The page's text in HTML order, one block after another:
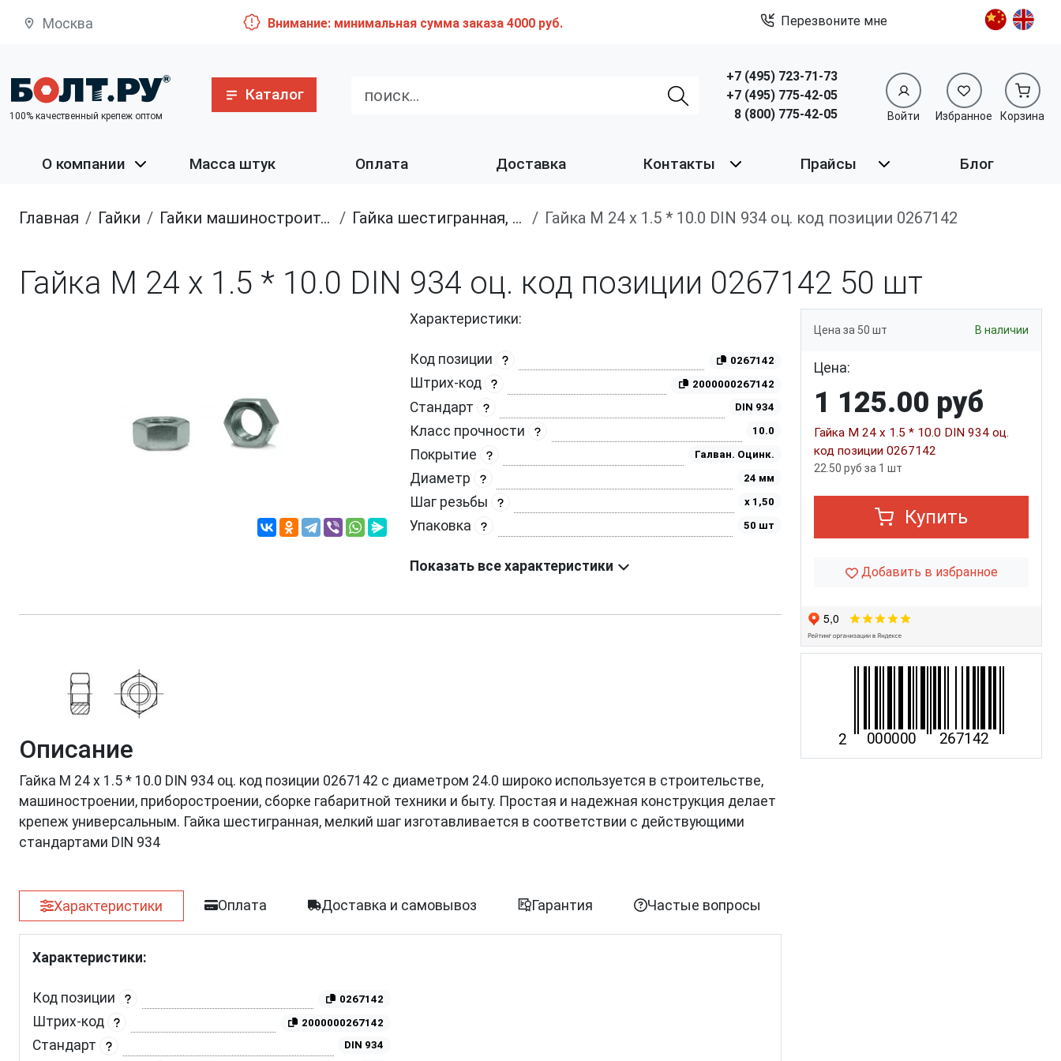
Москва Внимание: минимальная сумма заказа 4000 руб. Перезвоните мне
100% качественный крепеж оптом
Каталог
+7 (495) 723-71-73
+7 (495) 775-42-05
8 (800) 775-42-05
Войти Избранное Корзина
О компании Масса штук Оплата Доставка Контакты Прайсы Блог
Главная гайки гайки машиностроительные Гайка шестигранная, мелкий шаг Гайка М 24 х 1.5 * 10.0 DIN 934 оц. код позиции 0267142
Гайка М 24 х 1.5 * 10.0 DIN 934 оц. код позиции 0267142 50 шт
Характеристики:
Код позиции 0267142
Штрих-код 2000000267142
Стандарт DIN 934
Класс прочности 10.0
Покрытие Галван. Оцинк.
Диаметр 24 мм
Шаг резьбы х 1,50
Упаковка 50 шт
Показать все характеристики
Описание
Гайка М 24 х 1.5 * 10.0 DIN 934 оц. код позиции 0267142 с диаметром 24.0 широко используется в строительстве,
машиностроении, приборостроении, сборке габаритной техники и быту. Простая и надежная конструкция делает
крепеж универсальным. Гайка шестигранная, мелкий шаг изготавливается в соответствии с действующими
стандартами DIN 934
Характеристики Оплата Доставка и самовывоз Гарантия Частые вопросы
Характеристики:
Код позиции 0267142
Штрих-код 2000000267142
Стандарт DIN 934
Цена за 50 шт В наличии
Цена:
1 125.00 руб
Гайка М 24 х 1.5 * 10.0 DIN 934 оц.
код позиции 0267142
22.50 руб за 1 шт
Купить
Добавить в избранное